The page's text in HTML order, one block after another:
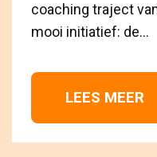
coaching traject
mooi initiatief: de...
LEES MEER